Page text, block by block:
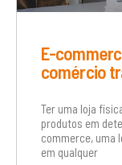
E-
comércio
Ter uma loja
produtos em
commerce, uma
em qualquer